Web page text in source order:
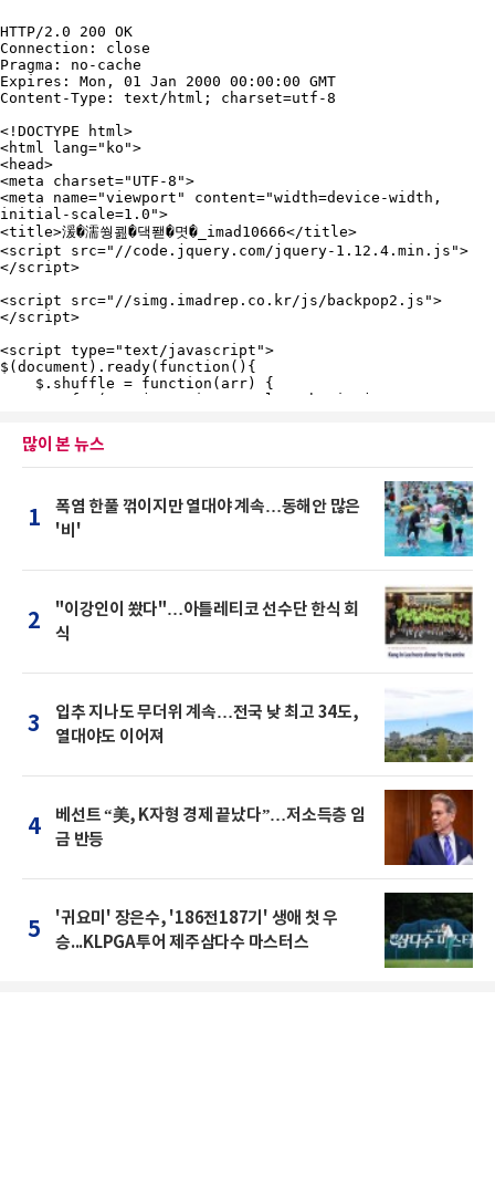
많이 본 뉴스
1
폭염 한풀 꺾이지만 열대야 계속…동해안 많은
'비'
2
"이강인이 쐈다"…아틀레티코 선수단 한식 회
식
3
입추 지나도 무더위 계속…전국 낮 최고 34도,
열대야도 이어져
4
베선트 “美, K자형 경제 끝났다”…저소득층 임
금 반등
5
'귀요미' 장은수, '186전187기' 생애 첫 우
승...KLPGA투어 제주삼다수 마스터스